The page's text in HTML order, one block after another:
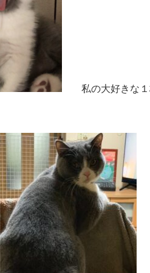
私の大好きな１